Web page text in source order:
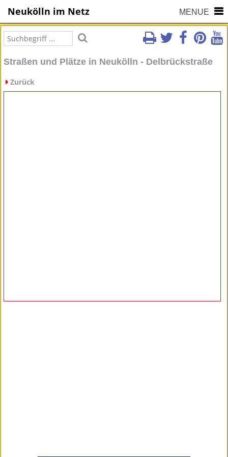
Neukölln im Netz MENUE
Straßen und Plätze in Neukölln - Delbrückstraße
Zurück